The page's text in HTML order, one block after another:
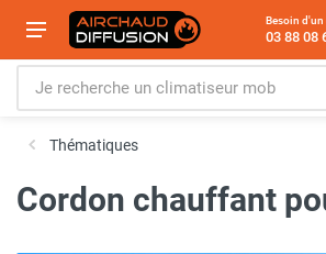
Besoin d'un
03 88 08
Thématiques
Cordon chauffant